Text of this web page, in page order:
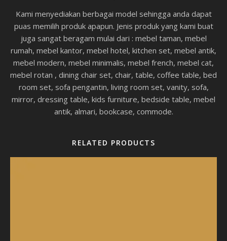
Kami menyediakan berbagai model sehingga anda dapat
puas memilih produk apapun. Jenis produk yang kami buat
juga sangat beragam mulai dari : mebel taman, mebel
rumah, mebel kantor, mebel hotel, kitchen set, mebel antik,
mebel modern, mebel minimalis, mebel french, mebel cat,
mebel rotan , dining chair set, chair, table, coffee table, bed
room set, sofa pengantin, living room set, vanity, sofa,
mirror, dressing table, kids furniture, bedside table, mebel
antik, almari, bookcase, commode.
RELATED PRODUCTS